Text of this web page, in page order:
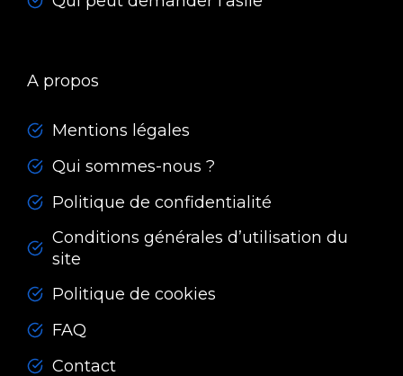
A propos
Mentions légales
Qui sommes-nous ?
Politique de confidentialité
Conditions générales d’utilisation du
site
Politique de cookies
FAQ
Contact